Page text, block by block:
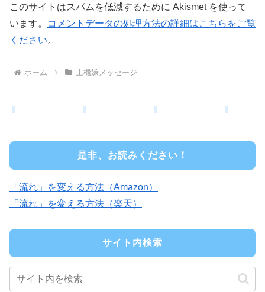
このサイトはスパムを低減するために Akismet を使って
います。
コメントデータの処理方法の詳細はこちらをご覧
ください。
ホーム 上機嫌メッセージ
是非、お読みください！
「流れ」を変える方法（Amazon）
「流れ」を変える方法（楽天）
サイト内検索